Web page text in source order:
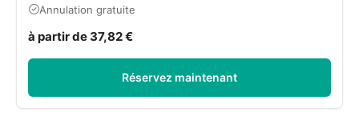
Annulation gratuite
à partir de 37,82 €
Réservez maintenant